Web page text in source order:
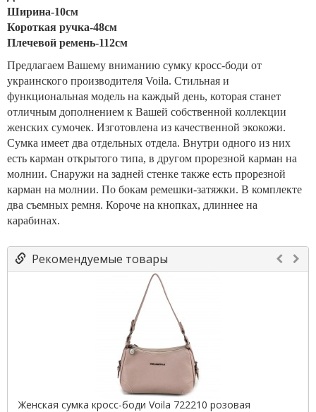
Ширина-10см
Короткая ручка-48см
Плечевой ремень-112см
Предлагаем Вашему вниманию сумку кросс-боди от
украинского производителя Voila. Стильная и
функциональная модель на каждый день, которая станет
отличным дополнением к Вашей собственной коллекции
женских сумочек. Изготовлена из качественной экокожи.
Сумка имеет два отдельных отдела. Внутри одного из них
есть карман открытого типа, в другом прорезной карман на
молнии. Снаружи на задней стенке также есть прорезной
карман на молнии. По бокам ремешки-затяжки. В комплекте
два съемных ремня. Короче на кнопках, длиннее на
карабинах.
Рекомендуемые товары
Женская сумка кросс-боди Voila 722210 розовая